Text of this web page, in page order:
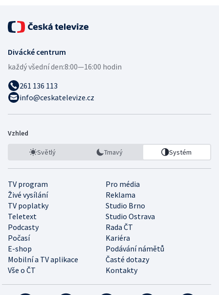
Divácké centrum
každý všední den:8:00—16:00 hodin
261 136 113
info@ceskatelevize.cz
Vzhled
Světlý Tmavý Systém
TV program
Pro média
Živé vysílání
Reklama
TV poplatky
Studio Brno
Teletext
Studio Ostrava
Podcasty
Rada ČT
Počasí
Kariéra
E-shop
Podávání námětů
Mobilní a TV aplikace
Časté dotazy
Vše o ČT
Kontakty